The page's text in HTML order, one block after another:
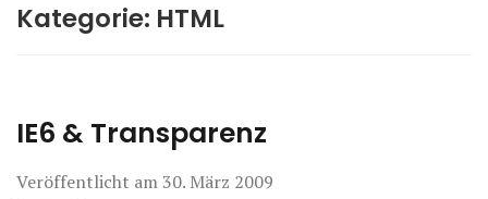
Kategorie: HTML
IE6 & Transparenz
Veröffentlicht am 30. März 2009